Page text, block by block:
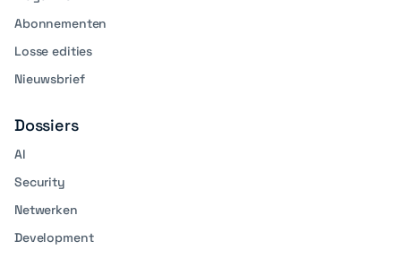
Abonnementen
Losse edities
Nieuwsbrief
Dossiers
AI
Security
Netwerken
Development